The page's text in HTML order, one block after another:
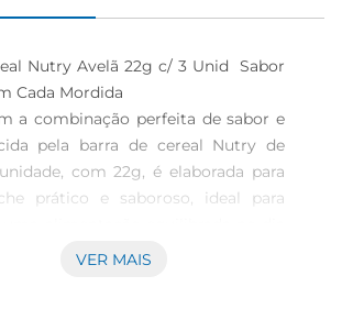
Nutry Avelã 22g c/ 3 Unid  Sabor
Cada Mordida
a combinação perfeita de sabor e
pela barra de cereal Nutry de
com 22g, é elaborada para
prático e saboroso, ideal para
VER MAIS